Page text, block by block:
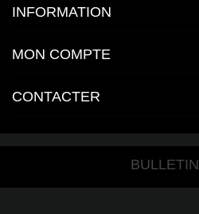
INFORMATION
MON COMPTE
CONTACTER
BULLETIN